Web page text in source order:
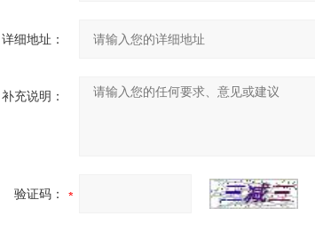
详细地址：
补充说明：
验证码：